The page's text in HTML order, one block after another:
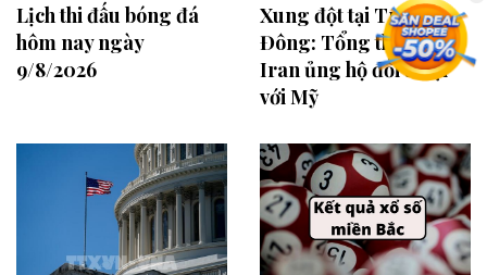
Lịch thi đấu bóng đá
hôm nay ngày
9/8/2026
Xung đột tại Trung
Đông: Tổng thống
Iran ủng hộ đối thoại
với Mỹ